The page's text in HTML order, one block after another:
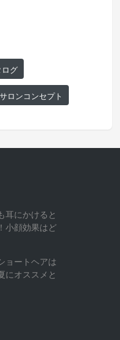
グ
サロンコンセプト
耳にかけると
小顔効果はど
ョートヘアは
にオススメと